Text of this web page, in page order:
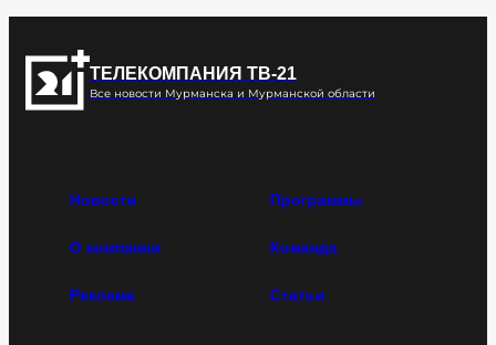
ТЕЛЕКОМПАНИЯ ТВ-21
Все новости Мурманска и Мурманской области
Новости Программы
О компании Команда
Реклама Статьи